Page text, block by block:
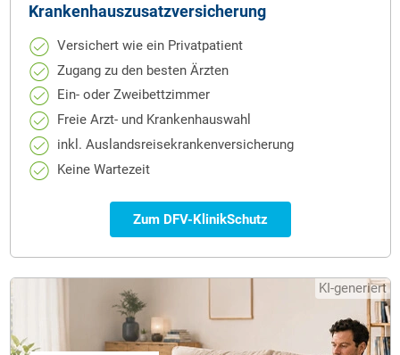
Krankenhauszusatz­versicherung
Versichert wie ein Privatpatient
Zugang zu den besten Ärzten
Ein- oder Zweibettzimmer
Freie Arzt- und Krankenhauswahl
inkl. Auslandsreisekrankenversicherung
Keine Wartezeit
Zum DFV-KlinikSchutz
KI-generiert